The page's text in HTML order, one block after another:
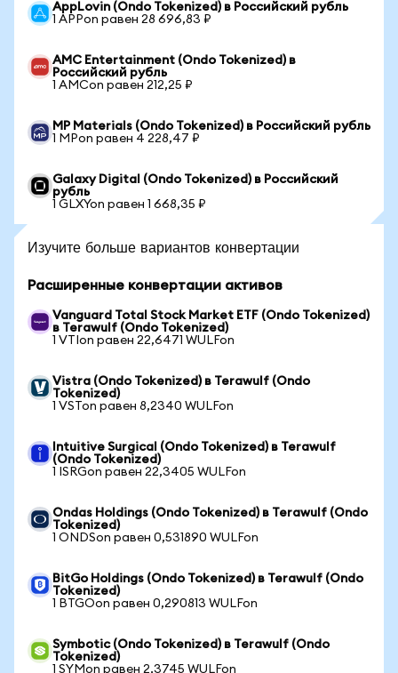
AppLovin (Ondo Tokenized) в Российский рубль
1 APPon равен 28 696,83 ₽
AMC Entertainment (Ondo Tokenized) в
Российский рубль
1 AMCon равен 212,25 ₽
MP Materials (Ondo Tokenized) в Российский рубль
1 MPon равен 4 228,47 ₽
Galaxy Digital (Ondo Tokenized) в Российский
рубль
1 GLXYon равен 1 668,35 ₽
Изучите больше вариантов конвертации
Расширенные конвертации активов
Vanguard Total Stock Market ETF (Ondo Tokenized)
в Terawulf (Ondo Tokenized)
1 VTIon равен 22,6471 WULFon
Vistra (Ondo Tokenized) в Terawulf (Ondo
Tokenized)
1 VSTon равен 8,2340 WULFon
Intuitive Surgical (Ondo Tokenized) в Terawulf
(Ondo Tokenized)
1 ISRGon равен 22,3405 WULFon
Ondas Holdings (Ondo Tokenized) в Terawulf (Ondo
Tokenized)
1 ONDSon равен 0,531890 WULFon
BitGo Holdings (Ondo Tokenized) в Terawulf (Ondo
Tokenized)
1 BTGOon равен 0,290813 WULFon
Symbotic (Ondo Tokenized) в Terawulf (Ondo
Tokenized)
1 SYMon равен 2,3745 WULFon